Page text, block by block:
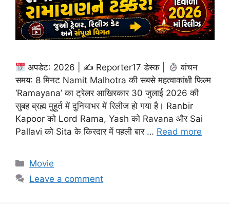
अपडेट: 2026 | ✍ Reporter17 डेस्क |
वांचन
समय: 8 मिनट Namit Malhotra की सबसे महत्वाकांक्षी फिल्म
‘Ramayana’ का ट्रेलर आखिरकार 30 जुलाई 2026 की
सुबह ब्रह्म मुहूर्त में दुनियाभर में रिलीज हो गया है। Ranbir
Kapoor को Lord Rama, Yash को Ravana और Sai
Pallavi को Sita के किरदार में पहली बार … Read more
Categories
Movie
Leave a comment